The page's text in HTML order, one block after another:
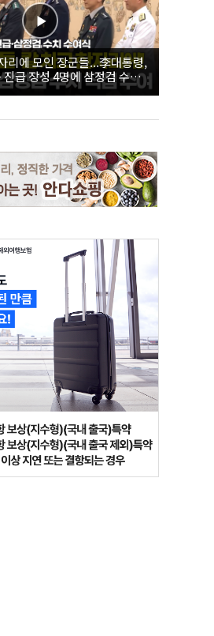
리에 모인 장군들...李대통령,
급 장성 4명에 삼정검 수치
장성 진급·삼정검 수치